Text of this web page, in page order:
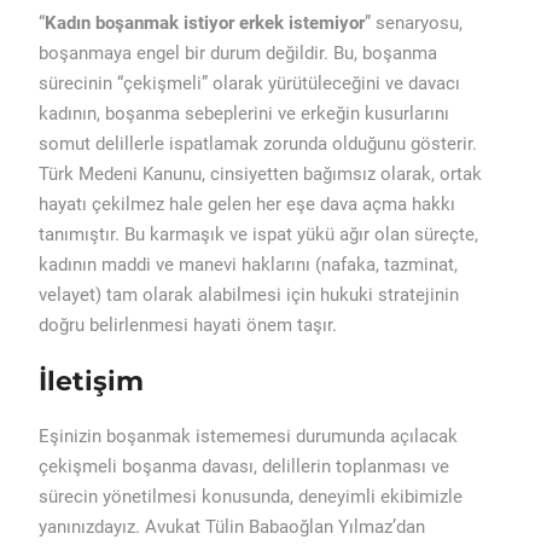
“Kadın boşanmak istiyor erkek istemiyor” senaryosu,
boşanmaya engel bir durum değildir. Bu, boşanma
sürecinin “çekişmeli” olarak yürütüleceğini ve davacı
kadının, boşanma sebeplerini ve erkeğin kusurlarını
somut delillerle ispatlamak zorunda olduğunu gösterir.
Türk Medeni Kanunu, cinsiyetten bağımsız olarak, ortak
hayatı çekilmez hale gelen her eşe dava açma hakkı
tanımıştır. Bu karmaşık ve ispat yükü ağır olan süreçte,
kadının maddi ve manevi haklarını (nafaka, tazminat,
velayet) tam olarak alabilmesi için hukuki stratejinin
doğru belirlenmesi hayati önem taşır.
İletişim
Eşinizin boşanmak istememesi durumunda açılacak
çekişmeli boşanma davası, delillerin toplanması ve
sürecin yönetilmesi konusunda, deneyimli ekibimizle
yanınızdayız. Avukat Tülin Babaoğlan Yılmaz’dan